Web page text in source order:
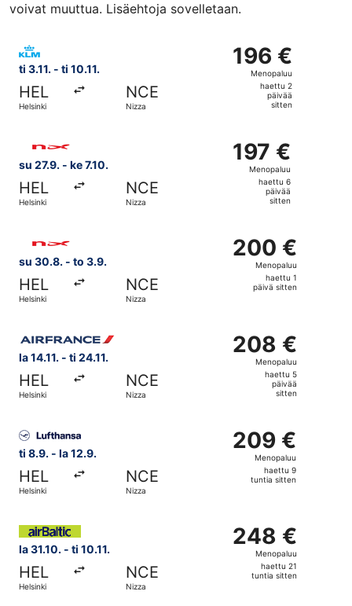
voivat muuttua. Lisäehtoja sovelletaan.
ti 3.11. - ti 10.11.
HEL
Helsinki
NCE
Nizza
196 €
Menopaluu,
haettu
196 €
Menopaluu
haettu 2
päivää
sitten
Valitse lentoyhtiön KLM lento, lähtö ti 3.11. kohteesta
su 27.9. - ke 7.10.
HEL
Helsinki
NCE
Nizza
197 €
Menopaluu,
haettu
197 €
Menopaluu
haettu 6
päivää
sitten
su 30.8. - to 3.9.
HEL
Helsinki
NCE
Nizza
200 €
Menopaluu,
haettu
200 €
Menopaluu
haettu 1
päivä sitten
la 14.11. - ti 24.11.
HEL
Helsinki
NCE
Nizza
208 €
Menopaluu,
haettu
208 €
Menopaluu
haettu 5
päivää
sitten
ti 8.9. - la 12.9.
HEL
Helsinki
NCE
Nizza
209 €
Menopaluu,
haettu
209 €
Menopaluu
haettu 9
tuntia sitten
la 31.10. - ti 10.11.
HEL
Helsinki
NCE
Nizza
248 €
Menopaluu,
haettu
248 €
Menopaluu
haettu 21
tuntia sitten